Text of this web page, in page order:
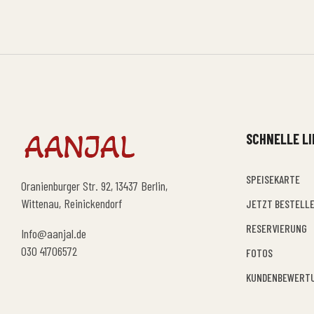
Oranienburger Str. 92, 13437 Berlin,
Wittenau, Reinickendorf
Info@aanjal.de
030 41706572
SCHNELLE
SPEISEKARTE
JETZT
RESERVIERUNG
FOTOS